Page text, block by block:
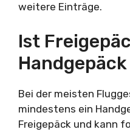
weitere Einträge.
Ist
Handgepäck
Bei der meisten
mindestens ein
Freigepäck und kann